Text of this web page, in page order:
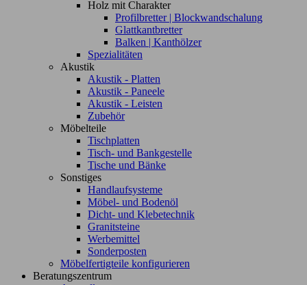
Holz mit Charakter
Profilbretter | Blockwandschalung
Glattkantbretter
Balken | Kanthölzer
Spezialitäten
Akustik
Akustik - Platten
Akustik - Paneele
Akustik - Leisten
Zubehör
Möbelteile
Tischplatten
Tisch- und Bankgestelle
Tische und Bänke
Sonstiges
Handlaufsysteme
Möbel- und Bodenöl
Dicht- und Klebetechnik
Granitsteine
Werbemittel
Sonderposten
Möbelfertigteile konfigurieren
Beratungszentrum